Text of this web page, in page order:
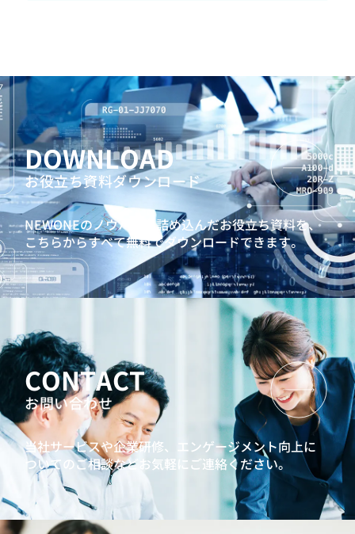
DOWNLOAD
お役立ち資料ダウンロード
NEWONEのノウハウを詰め込んだお役立ち資料を、
こちらからすべて無料でダウンロードできます。
CONTACT
お問い合わせ
当社サービスや企業研修、エンゲージメント向上に
ついてのご相談などお気軽にご連絡ください。